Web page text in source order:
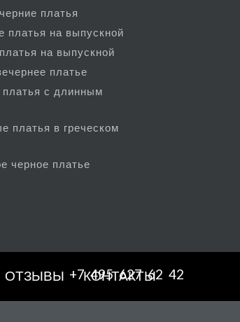
платья
платья на выпускной
на выпускной
платье
платья с длинным
платья в греческом
черное платье
ОТЗЫВЫ КОНТАКТЫ
+7 495 627 62 42